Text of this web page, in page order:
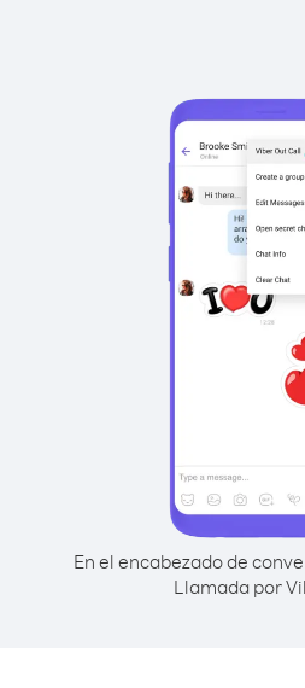
En el encabezado de
Llamada por